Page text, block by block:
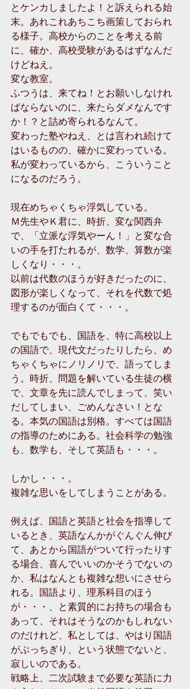
とケンカしましたよ！と訴えられる始
末。あれこれあちこち画策しておられ
る様子。高校からのことを考える前
に、確か、高校受験があるはずなんだ
けどねえ。
変な教室。
ふつうは、来てね！とお願いしなけれ
ばならないのに、来たらダメなんです
か！？と詰め寄られるなんて。
変わった塾やねえ、とは言われ続けて
はいるものの、確かに変わっている。
私が変わっているから、こういうこと
になるのだろう。
現在めちゃくちゃ浮気している。
Ｍ先生やＫ君に、時折、変な関西弁
で、「立派な浮気やーん！」と変な合
いの手を打たれるが、数学、算数が楽
しくなり・・・。
以前は代数のほうが好きだったのに、
図形が楽しくなって、それを代数で処
理するのが面白くて・・・。
でもでもでも、国語を、特に高校以上
の国語で、現代文だったりしたら、め
ちゃくちゃにノリノリで、語ってしま
う。時折、問題を解いている生徒の横
で、文章を先に読んでしまって、笑い
だしてしまい、ごめんなさい！とな
る。本気の国語は別格。すべては国語
の指導のためにある。社会科学の勉強
も、数学も、そして英語も・・・。
しかし・・・。
複雑な思いをしてしまうことがある。
例えば、国語と英語と社会を指導して
いるとき、英語なんかがぐんぐん伸び
て、あとから国語がついて行ったりす
る場合、喜んでいいのかそうでないの
か、私はなんとも複雑な想いにさせら
れる。国語より、理系科目のほう
が・・・、と素質的にお持ちの場合も
あって、それはそうなのかもしれない
のだけれど、私としては、やはり国語
がぶっちぎり、という状態でないと、
寂しいのである。
戦略上、二次試験まで必要な英語に力